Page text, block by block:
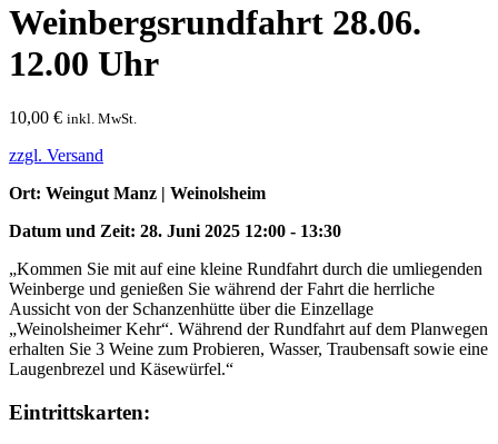
Weinbergsrundfahrt 28.06.
12.00 Uhr
10,00 € inkl. MwSt.
zzgl. Versand
Ort: Weingut Manz | Weinolsheim
Datum und Zeit: 28. Juni 2025 12:00 - 13:30
„Kommen Sie mit auf eine kleine Rundfahrt durch die umliegenden
Weinberge und genießen Sie während der Fahrt die herrliche
Aussicht von der Schanzenhütte über die Einzellage
„Weinolsheimer Kehr“. Während der Rundfahrt auf dem Planwegen
erhalten Sie 3 Weine zum Probieren, Wasser, Traubensaft sowie eine
Laugenbrezel und Käsewürfel.“
Eintrittskarten: